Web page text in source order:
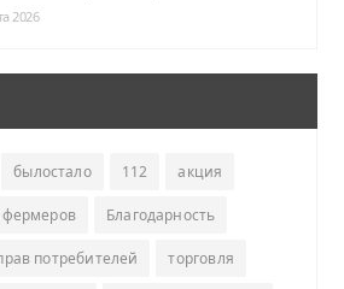
2026
былостало 112 акция
Благодарность
потребителей торговля